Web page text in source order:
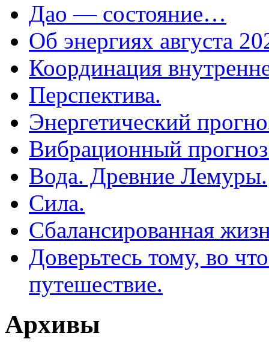
Дао — состояние…
Об энергиях августа
Координация
Перспектива.
Энергетический
Вибрационный
Вода. Древние Лемуры.
Сила.
Сбалансированная
Доверьтесь тому, во
путешествие.
Архивы